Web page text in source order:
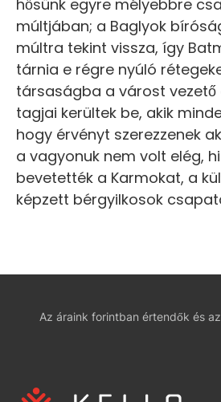
hősünk egyre mélyebbre
múltjában; a Baglyok
múltra tekint vissza, így
tárnia e régre nyúló
társaságba a várost vezető
tagjai kerültek be, akik
hogy érvényt szerezzenek
a vagyonuk nem volt elég,
bevetették a Karmokat, a
képzett bérgyilkosok
Az áraink forintban értendők és